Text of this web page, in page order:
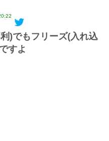
)でもフリーズ(入れ込
すよ